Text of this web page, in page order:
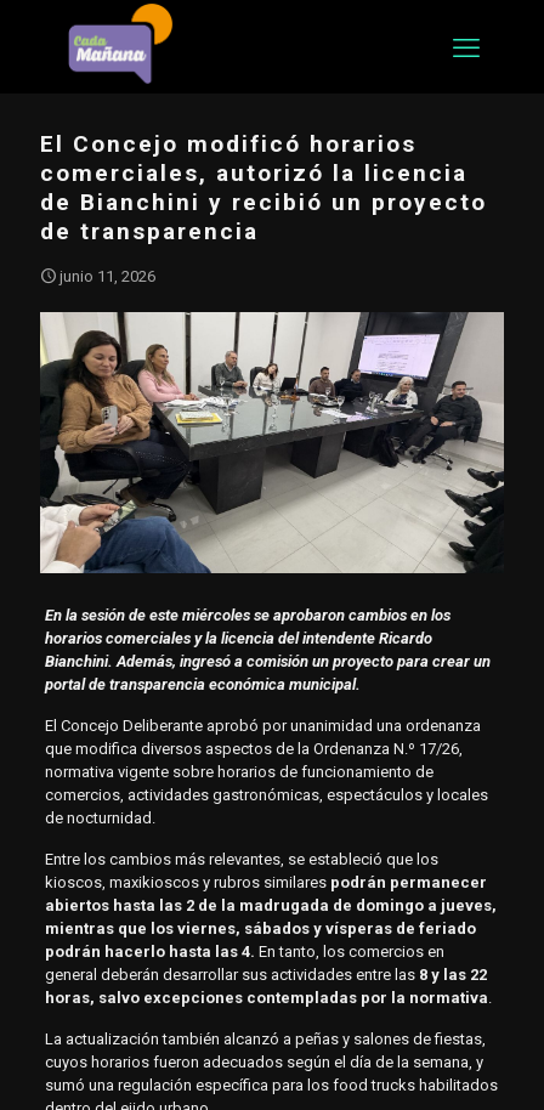
El Concejo modificó horarios
comerciales, autorizó la licencia
de Bianchini y recibió un proyecto
de transparencia
junio 11, 2026
En la sesión de este miércoles se aprobaron cambios en los
horarios comerciales y la licencia del intendente Ricardo
Bianchini. Además, ingresó a comisión un proyecto para crear un
portal de transparencia económica municipal.
El Concejo Deliberante aprobó por unanimidad una ordenanza
que modifica diversos aspectos de la Ordenanza N.º 17/26,
normativa vigente sobre horarios de funcionamiento de
comercios, actividades gastronómicas, espectáculos y locales
de nocturnidad.
Entre los cambios más relevantes, se estableció que los
kioscos, maxikioscos y rubros similares podrán permanecer
abiertos hasta las 2 de la madrugada de domingo a jueves,
mientras que los viernes, sábados y vísperas de feriado
podrán hacerlo hasta las 4. En tanto, los comercios en
general deberán desarrollar sus actividades entre las 8 y las 22
horas, salvo excepciones contempladas por la normativa.
La actualización también alcanzó a peñas y salones de fiestas,
cuyos horarios fueron adecuados según el día de la semana, y
sumó una regulación específica para los food trucks habilitados